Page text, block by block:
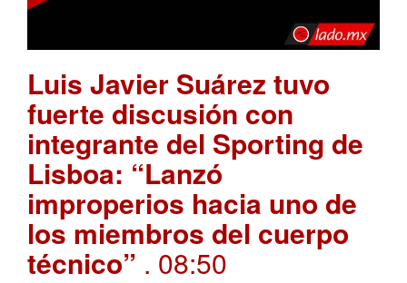
Luis Javier Suárez tuvo
fuerte discusión con
integrante del Sporting de
Lisboa: “Lanzó
improperios hacia uno de
los miembros del cuerpo
técnico” . 08:50